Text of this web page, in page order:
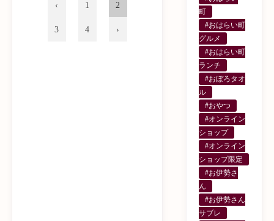
1 2
3 4
町
#おはらい町
グルメ
#おはらい町
ランチ
#おぼろタオ
ル
#おやつ
#オンライン
ショップ
#オンライン
ショップ限定
#お伊勢さ
ん
#お伊勢さん
サブレ